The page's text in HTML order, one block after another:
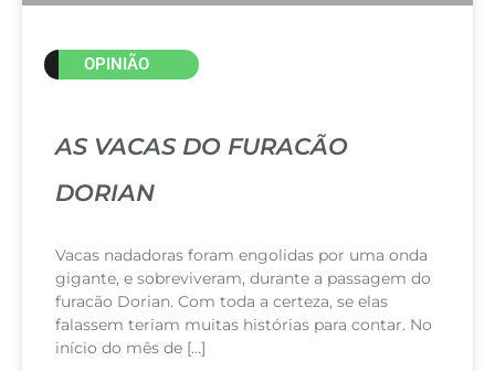
OPINIÃO
AS VACAS DO FURACÃO
DORIAN
Vacas nadadoras foram engolidas por uma onda
gigante, e sobreviveram, durante a passagem do
furacão Dorian. Com toda a certeza, se elas
falassem teriam muitas histórias para contar. No
início do mês de […]